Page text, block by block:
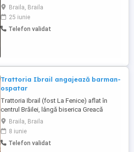
un bucătar cu experiență în prepararea
mâncării tradiționale românești. Activitatea
principală: Meniu pentru muncitori Pachete
și meniuri pentru pomeni Mâncare
Braila, Braila
25 iunie
Telefon validat
Trattoria Ibrail angajează barman-
ospatar
Trattoria Ibrail (fost La Fenice) aflat în
centrul Brăilei, lângă biserica Greacă
angajează barman-ospatar cu experiență
relevantă. Programul de lucru este 2 2.
Contact
Braila, Braila
8 iunie
Telefon validat